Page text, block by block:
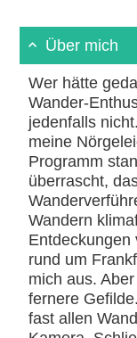
Über mich
Wer hätte
Wander-
jedenfalls
meine
Programm
überrascht,
Wandern
Entdeckungen
rund um
mich aus.
fernere
fast allen